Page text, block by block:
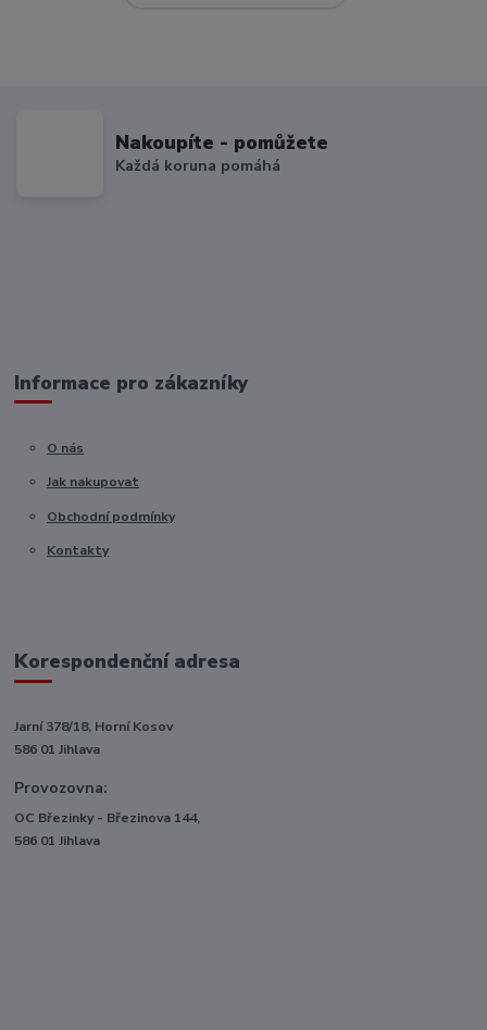
Nakoupíte - pomůžete
Každá koruna pomáhá
Informace pro zákazníky
O nás
Jak nakupovat
Obchodní podmínky
Kontakty
Korespondenční adresa
Jarní 378/18, Horní Kosov
586 01 Jihlava
Provozovna:
OC Březinky - Březinova 144,
586 01 Jihlava